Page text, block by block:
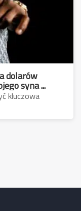
dolarów
syna ...
kluczowa